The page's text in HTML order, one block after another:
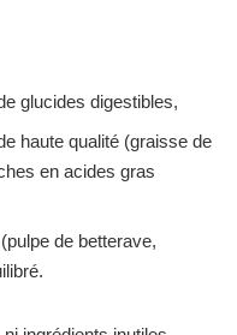
glucides digestibles,
haute qualité (graisse de
en acides gras
de betterave,